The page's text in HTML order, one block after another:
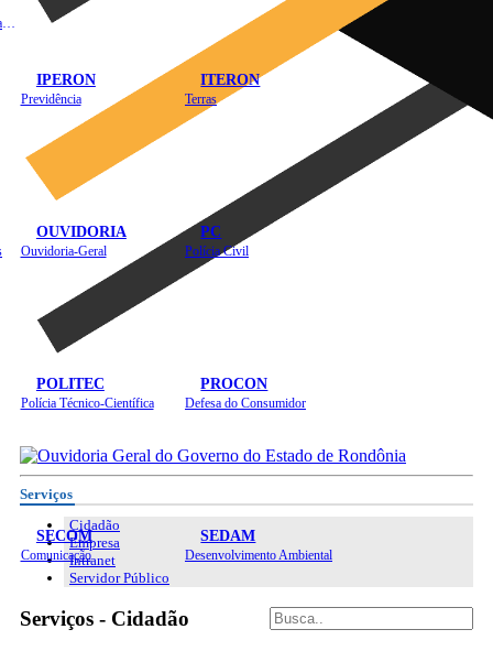
IPERON
Previdência
ITERON
Terras
OUVIDORIA
Ouvidoria-Geral
PC
Polícia Civil
POLITEC
Polícia Técnico-Científica
PROCON
Defesa do Consumidor
SECOM
Comunicação
SEDAM
Desenvolvimento Ambiental
Serviços
Cidadão
Empresa
Intranet
Servidor Público
Serviços - Cidadão